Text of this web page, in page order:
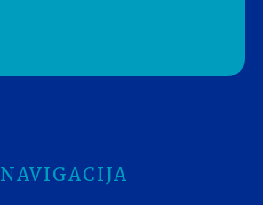
NAVIGACIJA